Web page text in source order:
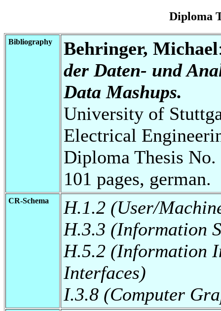
Diploma
Bibliography Behringer, Michael
der Daten- und
Data Mashups.
University of
Electrical
Diploma Thesis
101 pages, german.
CR-Schema
H.1.2 (User/
H.3.3 (Information
H.5.2 (Information
Interfaces)
I.3.8 (Computer